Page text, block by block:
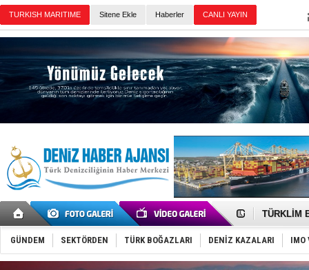
TURKISH MARITIME Sitene Ekle Haberler CANLI YAYIN
‘14.
TÜRKLİM
SOCAR da
Dünyanın
GÜNDEM SEKTÖRDEN TÜRK BOĞAZLARI DENİZ KAZALARI IMO